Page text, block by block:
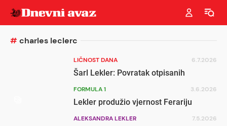
#charles leclerc
LIČNOST DANA 6.7.2026
Šarl Lekler: Povratak otpisanih
FORMULA 1 3.6.2026
Lekler produžio vjernost Ferariju
ALEKSANDRA LEKLER 7.5.2026